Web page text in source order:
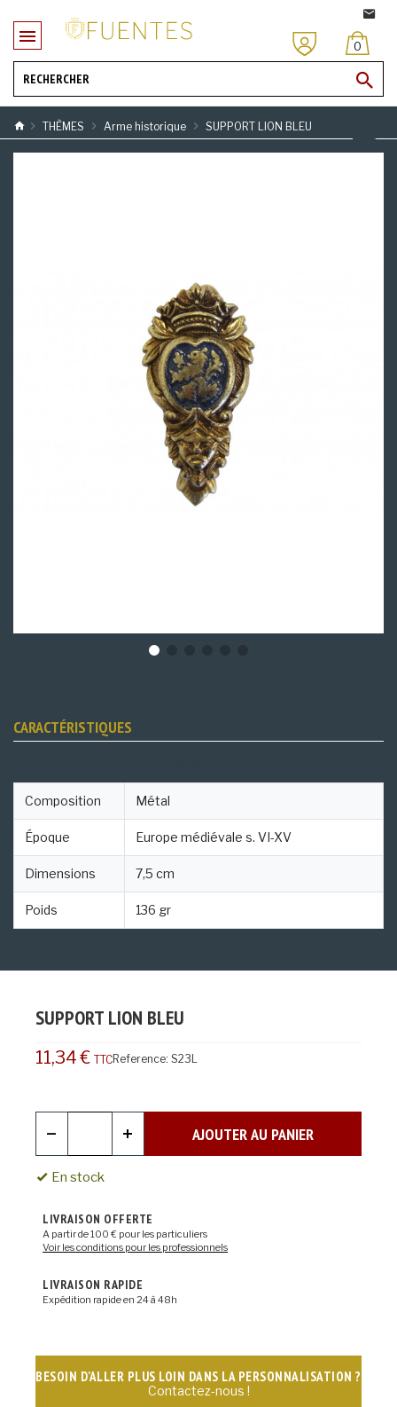
0
THÈMES Arme historique SUPPORT LION BLEU
CARACTÉRISTIQUES
Composition Métal
Époque Europe médiévale s. VI-XV
Dimensions 7,5 cm
Poids 136 gr
SUPPORT LION BLEU
11,34 € TTCReference: S23L
AJOUTER AU PANIER
En stock
LIVRAISON OFFERTE
A partir de 100 € pour les particuliers
Voir les conditions pour les professionnels
LIVRAISON RAPIDE
Expédition rapide en 24 à 48h
BESOIN D'ALLER PLUS LOIN DANS LA PERSONNALISATION ?
Contactez-nous !